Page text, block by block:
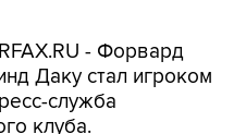
- Форвард
Даку стал игроком
служба
клуба.